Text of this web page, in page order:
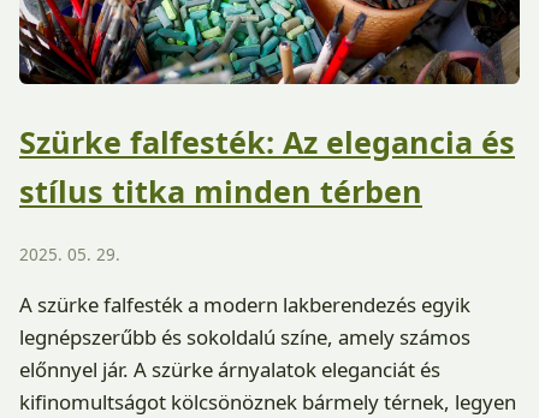
Szürke falfesték: Az elegancia és
stílus titka minden térben
2025. 05. 29.
A szürke falfesték a modern lakberendezés egyik
legnépszerűbb és sokoldalú színe, amely számos
előnnyel jár. A szürke árnyalatok eleganciát és
kifinomultságot kölcsönöznek bármely térnek, legyen